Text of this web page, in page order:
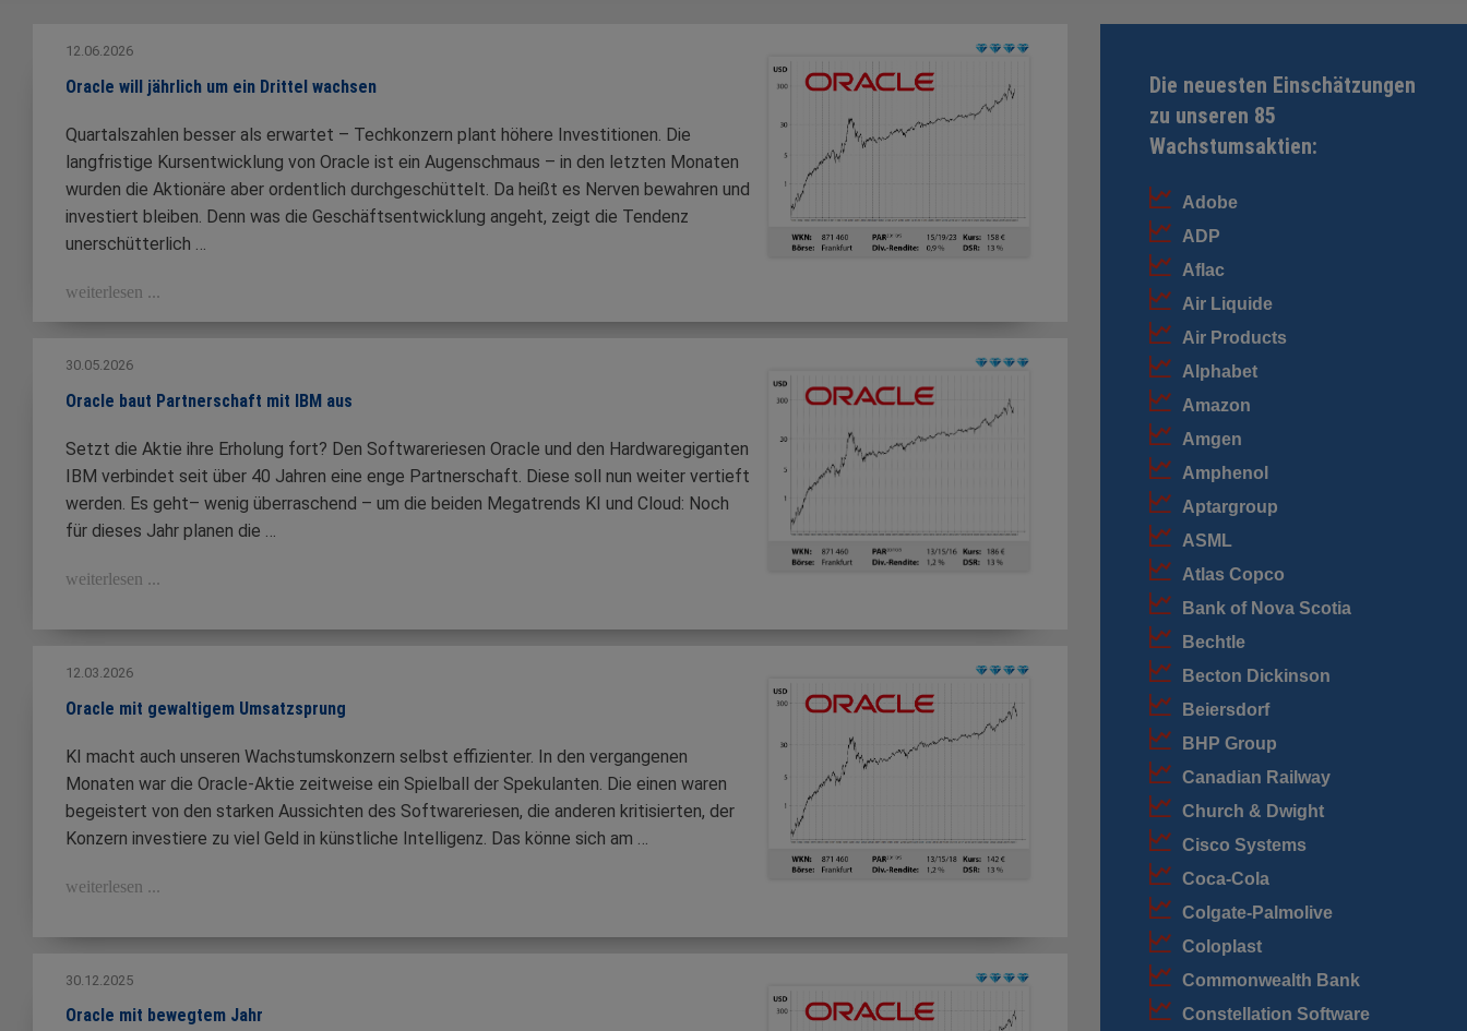
12.06.2026
Oracle will jährlich um ein Drittel wachsen
Quartalszahlen besser als erwartet – Techkonzern plant höhere Investitionen. Die
langfristige Kursentwicklung von Oracle ist ein Augenschmaus – in den letzten Monaten
wurden die Aktionäre aber ordentlich durchgeschüttelt. Da heißt es Nerven bewahren und
investiert bleiben. Denn was die Geschäftsentwicklung angeht, zeigt die Tendenz
unerschütterlich …
weiterlesen ...
30.05.2026
Oracle baut Partnerschaft mit IBM aus
Setzt die Aktie ihre Erholung fort? Den Softwareriesen Oracle und den Hardwaregiganten
IBM verbindet seit über 40 Jahren eine enge Partnerschaft. Diese soll nun weiter vertieft
werden. Es geht– wenig überraschend – um die beiden Megatrends KI und Cloud: Noch
für dieses Jahr planen die …
weiterlesen ...
12.03.2026
Oracle mit gewaltigem Umsatzsprung
KI macht auch unseren Wachstumskonzern selbst effizienter. In den vergangenen
Monaten war die Oracle-Aktie zeitweise ein Spielball der Spekulanten. Die einen waren
begeistert von den starken Aussichten des Softwareriesen, die anderen kritisierten, der
Konzern investiere zu viel Geld in künstliche Intelligenz. Das könne sich am …
weiterlesen ...
30.12.2025
Oracle mit bewegtem Jahr
Die neuesten Einschätzungen
zu unseren 85
Wachstumsaktien:
Adobe
ADP
Aflac
Air Liquide
Air Products
Alphabet
Amazon
Amgen
Amphenol
Aptargroup
ASML
Atlas Copco
Bank of Nova Scotia
Bechtle
Becton Dickinson
Beiersdorf
BHP Group
Canadian Railway
Church & Dwight
Cisco Systems
Coca-Cola
Colgate-Palmolive
Coloplast
Commonwealth Bank
Constellation Software